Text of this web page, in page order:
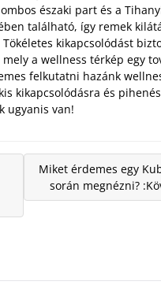
északi part és a
található, így remek
kikapcsolódást
a wellness térkép egy
felkutatni hazánk
kikapcsolódásra és
ugyanis van!
Miket érdemes egy
során megnézni?